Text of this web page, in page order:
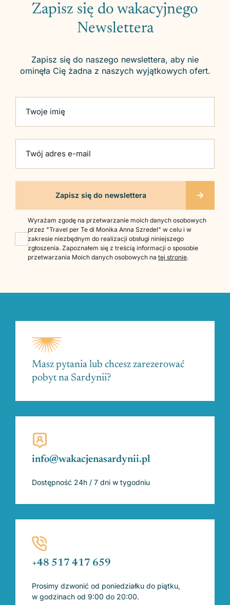
Zapisz się do wakacyjnego
Newslettera
Zapisz się do naszego newslettera, aby nie
ominęła Cię żadna z naszych wyjątkowych ofert.
Twoje imię
Twój adres e-mail
Wyrażam zgodę na przetwarzanie moich danych osobowych
przez "Travel per Te di Monika Anna Szredel" w celu i w
zakresie niezbędnym do realizacji obsługi niniejszego
zgłoszenia. Zapoznałem się z treścią informacji o sposobie
przetwarzania Moich danych osobowych na tej stronie.
Masz pytania lub chcesz zarezerować
pobyt na Sardynii?
info@wakacjenasardynii.pl
Dostępność 24h / 7 dni w tygodniu
+48 517 417 659
Prosimy dzwonić od poniedziałku do piątku,
w godzinach od 9:00 do 20:00.